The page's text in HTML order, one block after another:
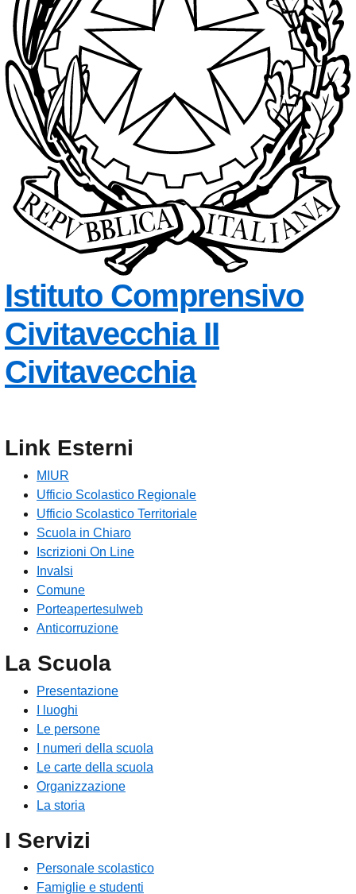
Istituto Comprensivo
Civitavecchia II
Civitavecchia
Link Esterni
MIUR
Ufficio Scolastico Regionale
Ufficio Scolastico Territoriale
Scuola in Chiaro
Iscrizioni On Line
Invalsi
Comune
Porteapertesulweb
Anticorruzione
La Scuola
Presentazione
I luoghi
Le persone
I numeri della scuola
Le carte della scuola
Organizzazione
La storia
I Servizi
Personale scolastico
Famiglie e studenti